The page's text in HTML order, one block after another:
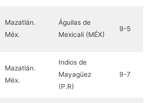
Mazatlán.
Méx.
Águilas de
Mexicali (MÉX)
9-5
Mazatlán.
Méx.
Indios de
Mayagüez
(P.R)
9-7